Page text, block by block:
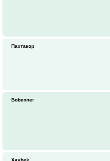
Пахтакор
Bobenner